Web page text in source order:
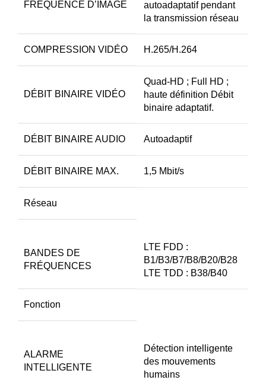
FRÉQUENCE D’IMAGE
autoadaptatif pendant
la transmission réseau
COMPRESSION VIDÉO H.265/H.264
DÉBIT BINAIRE VIDÉO
Quad-HD ; Full HD ;
haute définition Débit
binaire adaptatif.
DÉBIT BINAIRE AUDIO Autoadaptif
DÉBIT BINAIRE MAX. 1,5 Mbit/s
Réseau
BANDES DE
FRÉQUENCES
LTE FDD :
B1/B3/B7/B8/B20/B28
LTE TDD : B38/B40
Fonction
ALARME
INTELLIGENTE
Détection intelligente
des mouvements
humains